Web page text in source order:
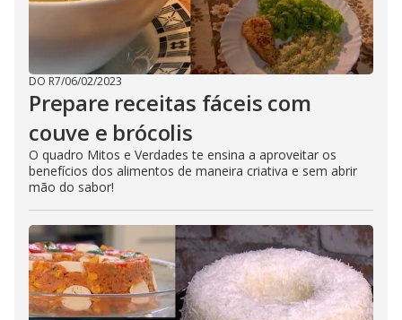
DO R7/06/02/2023
Prepare receitas fáceis com
couve e brócolis
O quadro Mitos e Verdades te ensina a aproveitar os
benefícios dos alimentos de maneira criativa e sem abrir
mão do sabor!